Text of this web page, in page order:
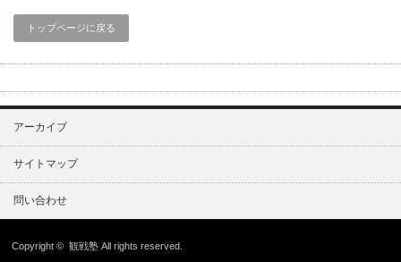
トップページに戻る
アーカイブ
サイトマップ
問い合わせ
Copyright ©観戦塾 All rights reserved.